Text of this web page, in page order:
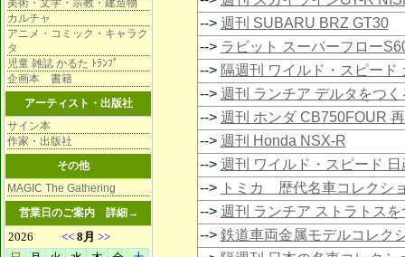
美術・文学・宗教・建造物
カルチャ
アニメ・コミック・キャラク
タ
児童 雑誌 かるた ﾄﾗﾝﾌﾟ
企画本 書籍
アーティスト・出版社
サイン本
作家・出版社
その他
MAGIC The Gathering
営業日のご案内 詳細→
--> 週刊 SUBARU BRZ GT30
--> ラビット スーパーフロー
--> 隔週刊 ワイルド・スピード
--> 週刊 ランチア デルタをつく
--> 週刊 ホンダ CB750FOUR
--> 週刊 Honda NSX-R
--> 週刊 ワイルド・スピード
--> トミカ 歴代名車コレクシ
--> 週刊 ランチア ストラトスを
--> 鉄道車両金属モデルコレク